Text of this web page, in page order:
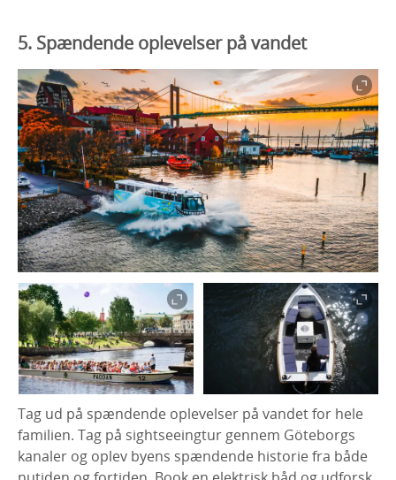
5. Spændende oplevelser på vandet
Tag ud på spændende oplevelser på vandet for hele
familien. Tag på sightseeingtur gennem Göteborgs
kanaler og oplev byens spændende historie fra både